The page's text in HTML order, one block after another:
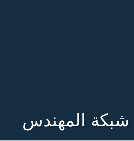
شبكة المهندس